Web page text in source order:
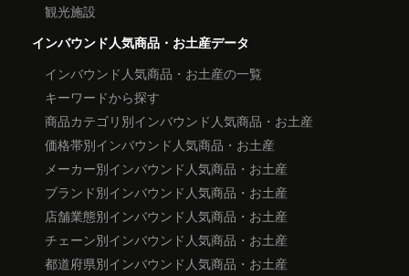
観光施設
インバウンド人気商品・お土産データ
インバウンド人気商品・お土産の一覧
キーワードから探す
商品カテゴリ別インバウンド人気商品・お土産
価格帯別インバウンド人気商品・お土産
メーカー別インバウンド人気商品・お土産
ブランド別インバウンド人気商品・お土産
店舗業態別インバウンド人気商品・お土産
チェーン別インバウンド人気商品・お土産
都道府県別インバウンド人気商品・お土産